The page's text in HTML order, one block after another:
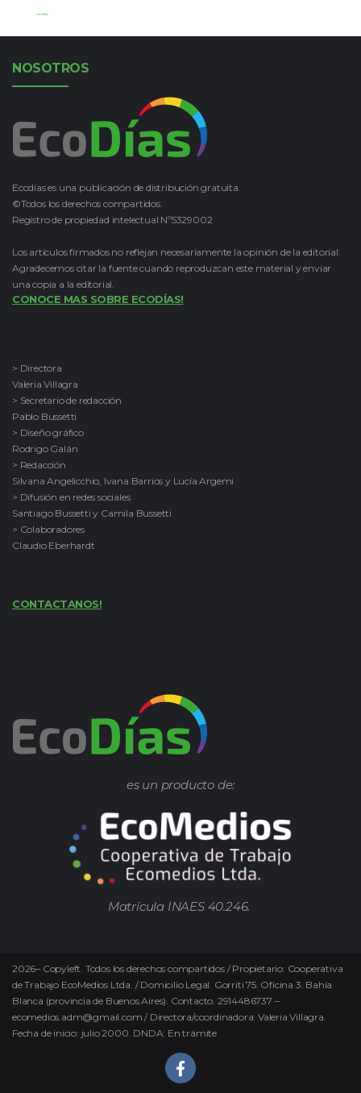
Leer Más
NOSOTROS
Ecodías es una publicación de distribución gratuita.
©Todos los derechos compartidos.
Registro de propiedad intelectual Nº5329002
Los artículos firmados no reflejan necesariamente la opinión de la editorial.
Agradecemos citar la fuente cuando reproduzcan este material y enviar
una copia a la editorial.
CONOCE MAS SOBRE ECODÍAS!
> Directora
Valeria Villagra
> Secretario de redacción
Pablo Bussetti
> Diseño gráfico
Rodrigo Galán
> Redacción
Silvana Angelicchio, Ivana Barrios y Lucía Argemi
> Difusión en redes sociales
Santiago Bussetti y Camila Bussetti
> Colaboradores
Claudio Eberhardt
CONTACTANOS!
es un producto de:
Matrícula INAES 40.246.
2026– Copyleft. Todos los derechos compartidos / Propietario: Cooperativa
de Trabajo EcoMedios Ltda. / Domicilio Legal: Gorriti 75. Oficina 3. Bahía
Blanca (provincia de Buenos Aires). Contacto. 2914486737 –
ecomedios.adm@gmail.com / Directora/coordinadora: Valeria Villagra.
Fecha de inicio: julio 2000. DNDA: En trámite